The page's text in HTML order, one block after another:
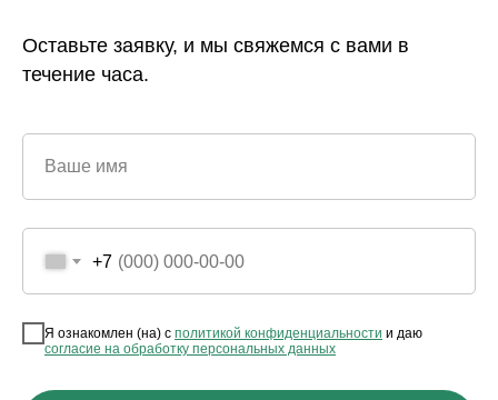
Оставьте заявку, и мы свяжемся с вами в
течение часа.
Ваше имя
+7
Я ознакомлен (на) с политикой конфиденциальности и даю
согласие на обработку персональных данных